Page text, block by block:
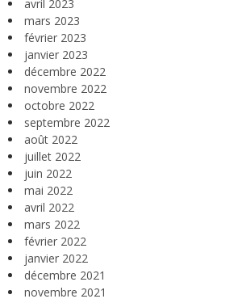
avril 2023
mars 2023
février 2023
janvier 2023
décembre 2022
novembre 2022
octobre 2022
septembre 2022
août 2022
juillet 2022
juin 2022
mai 2022
avril 2022
mars 2022
février 2022
janvier 2022
décembre 2021
novembre 2021